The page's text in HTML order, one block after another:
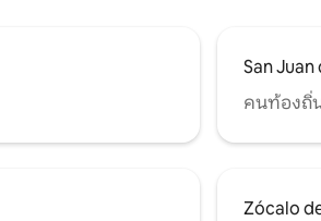
San Juan
คนท้องถิ่
Zócalo